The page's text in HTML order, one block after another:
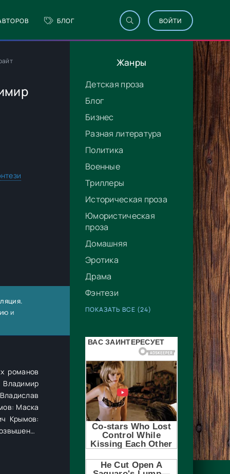
БЛОГ ВОЙТИ
Жанры
Детская проза
Блог
Бизнес
Разная литература
Политика
Военные
Триллеры
Историческая проза
Юмористическая
проза
Домашняя
Эротика
Драма
Фэнтези
ПОКАЗАТЬ ВСЕ (24)
и
романов